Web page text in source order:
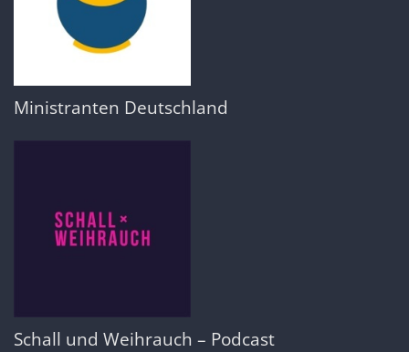
Ministranten Deutschland
Schall und Weihrauch – Podcast